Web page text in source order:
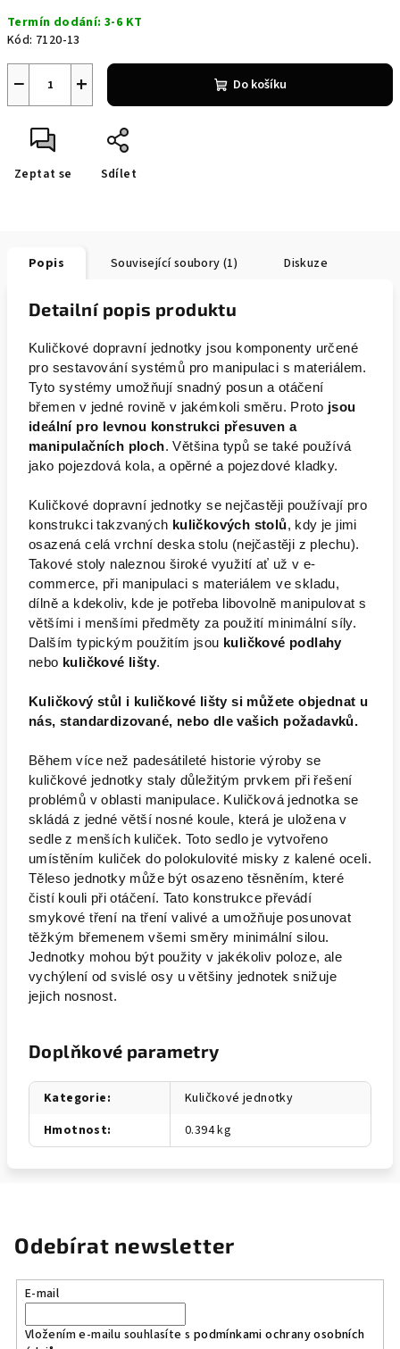
Termín dodání: 3-6 KT
Kód: 7120-13
+
− Do košíku
Zeptat se Sdílet
Popis Související soubory (1) Diskuze
Detailní popis produktu
Kuličkové dopravní jednotky jsou komponenty určené
pro sestavování systémů pro manipulaci s materiálem.
Tyto systémy umožňují snadný posun a otáčení
břemen v jedné rovině v jakémkoli směru. Proto jsou
ideální pro levnou konstrukci přesuven a
manipulačních ploch. Většina typů se také používá
jako pojezdová kola, a opěrné a pojezdové kladky.
Kuličkové dopravní jednotky se nejčastěji používají pro
konstrukci takzvaných kuličkových stolů, kdy je jimi
osazená celá vrchní deska stolu (nejčastěji z plechu).
Takové stoly naleznou široké využití ať už v e-
commerce, při manipulaci s materiálem ve skladu,
dílně a kdekoliv, kde je potřeba libovolně manipulovat s
většími i menšími předměty za použití minimální síly.
Dalším typickým použitím jsou kuličkové podlahy
nebo kuličkové lišty.
Kuličkový stůl i kuličkové lišty si můžete objednat u
nás, standardizované, nebo dle vašich požadavků.
Během více než padesátileté historie výroby se
kuličkové jednotky staly důležitým prvkem při řešení
problémů v oblasti manipulace. Kuličková jednotka se
skládá z jedné větší nosné koule, která je uložena v
sedle z menších kuliček. Toto sedlo je vytvořeno
umístěním kuliček do polokulovité misky z kalené oceli.
Těleso jednotky může být osazeno těsněním, které
čistí kouli při otáčení. Tato konstrukce převádí
smykové tření na tření valivé a umožňuje posunovat
těžkým břemenem všemi směry minimální silou.
Jednotky mohou být použity v jakékoliv poloze, ale
vychýlení od svislé osy u většiny jednotek snižuje
jejich nosnost.
Doplňkové parametry
Kategorie:
Kuličkové jednotky
Hmotnost: 0.394 kg
Odebírat newsletter
E-mail
Vložením e-mailu souhlasíte s podmínkami ochrany osobních